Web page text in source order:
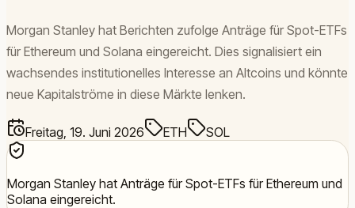
Morgan Stanley hat Berichten zufolge Anträge für Spot-ETFs
für Ethereum und Solana eingereicht. Dies signalisiert ein
wachsendes institutionelles Interesse an Altcoins und könnte
neue Kapitalströme in diese Märkte lenken.
Freitag, 19. Juni 2026 ETH SOL
Morgan Stanley hat Anträge für Spot-ETFs für Ethereum und
Solana eingereicht.